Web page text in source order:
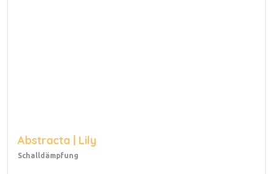
Abstracta | Lily
Schalldämpfung